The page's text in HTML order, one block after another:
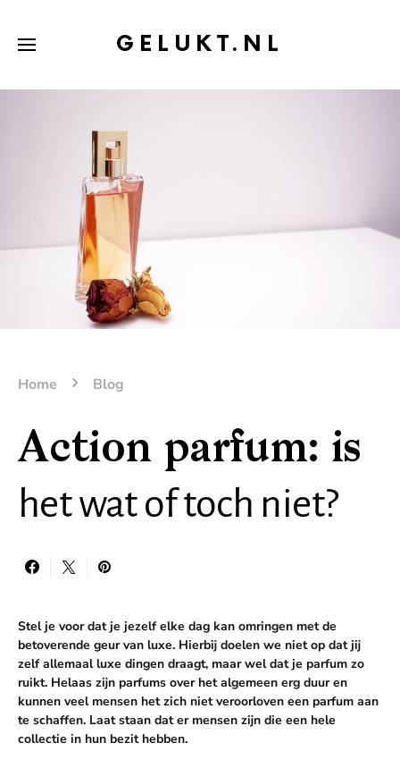
GELUKT.NL
Home Blog
Action parfum: is
het wat of toch niet?
Stel je voor dat je jezelf elke dag kan omringen met de
betoverende geur van luxe. Hierbij doelen we niet op dat jij
zelf allemaal luxe dingen draagt, maar wel dat je parfum zo
ruikt. Helaas zijn parfums over het algemeen erg duur en
kunnen veel mensen het zich niet veroorloven een parfum aan
te schaffen. Laat staan dat er mensen zijn die een hele
collectie in hun bezit hebben.